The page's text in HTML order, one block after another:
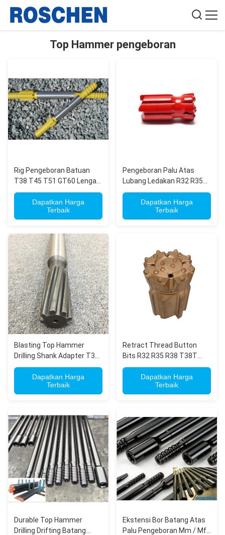
Top Hammer pengeboran
Rig Pengeboran Batuan
T38 T45 T51 GT60 Lengan
Kopling untuk
Penambangan Lengan
Kopling Pengeboran Batu
Dapatkan Harga
Terbaik
Pengeboran Palu Atas
Lubang Ledakan R32 R35
R38 T38T T45 T51 GT60
Retrac Button Bit
Dapatkan Harga
Terbaik
Blasting Top Hammer
Drilling Shank Adapter T38
T45 T51 Untuk
Penambangan Tunneling
Dapatkan Harga
Terbaik
Retract Thread Button
Bits R32 R35 R38 T38T
T45 T51 GT60 untuk
pengeboran penggalian
Dapatkan Harga
Terbaik
Durable Top Hammer
Drilling Drifting Batang
Ekstensi Bor Batang Atas
Palu Pengeboran Mm / Mf